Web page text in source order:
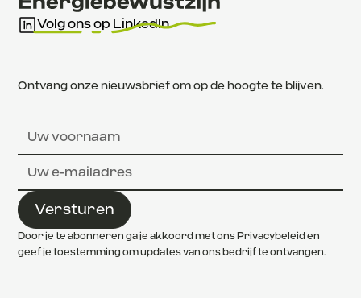
Volg ons op LinkedIn
Ontvang onze nieuwsbrief om op de hoogte te blijven.
Door je te abonneren ga je akkoord met ons Privacybeleid en
geef je toestemming om updates van ons bedrijf te ontvangen.